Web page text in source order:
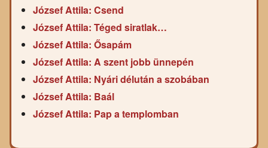
József Attila: Csend
József Attila: Téged siratlak…
József Attila: Ősapám
József Attila: A szent jobb ünnepén
József Attila: Nyári délután a szobában
József Attila: Baál
József Attila: Pap a templomban